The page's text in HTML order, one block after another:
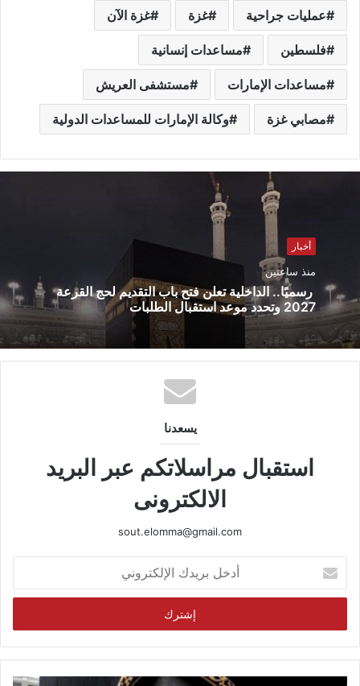
عمليات جراحية غزة غزة الآن
فلسطين مساعدات إنسانية
مساعدات الإمارات مستشفى العريش
مصابي غزة وكالة الإمارات للمساعدات الدولية
أخبار
منذ ساعتين
رسميًا.. الداخلية تعلن فتح باب التقديم لحج القرعة
2027 وتحدد موعد استقبال الطلبات
يسعدنا
استقبال مراسلاتكم عبر البريد
الالكترونى
sout.elomma@gmail.com
بريدك
الإلكتروني